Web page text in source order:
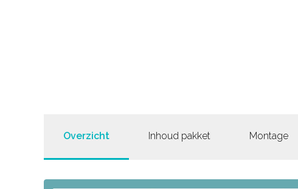
Overzicht Inhoud pakket Montage